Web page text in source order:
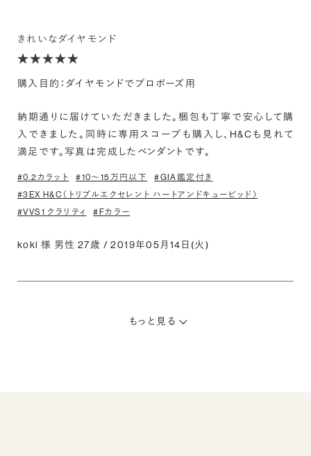
きれいなダイヤモンド
購入目的：ダイヤモンドでプロポーズ用
納期通りに届けていただきました。梱包も丁寧で安心して購
入できました。同時に専用スコープも購入し、H&Cも見れて
満足です。写真は完成したペンダントです。
#0.2カラット #10〜15万円以下
#GIA鑑定付き
#3EX H&C（トリプルエクセレント ハートアンドキューピッド）
#VVS1 クラリティ
#Fカラー
koki 様 男性 27歳 / 2019年05月14日(火)
もっと見る